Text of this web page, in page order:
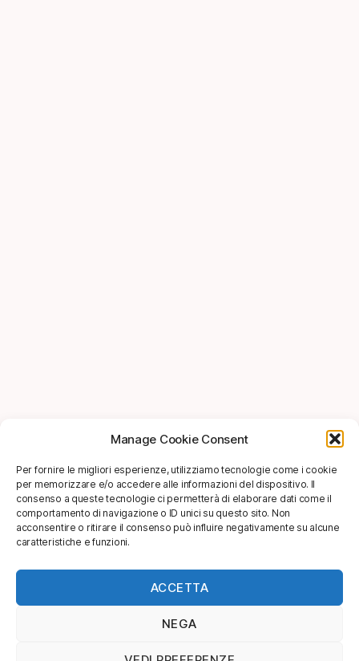
Manage Cookie Consent
Per fornire le migliori esperienze, utilizziamo tecnologie come i cookie
per memorizzare e/o accedere alle informazioni del dispositivo. Il
consenso a queste tecnologie ci permetterà di elaborare dati come il
comportamento di navigazione o ID unici su questo sito. Non
acconsentire o ritirare il consenso può influire negativamente su alcune
caratteristiche e funzioni.
ACCETTA
NEGA